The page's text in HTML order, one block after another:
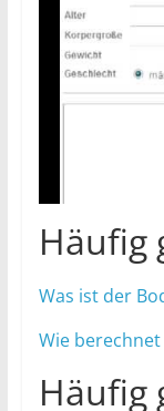
Häufig
Was ist der
Wie
Häufig